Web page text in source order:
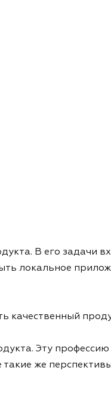
В его задачи
локальное
качественный
Эту
же